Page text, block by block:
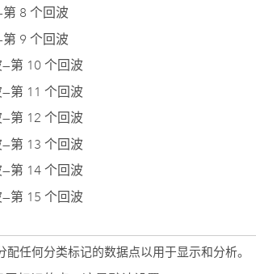
第 8 个回波
第 9 个回波
—第 10 个回波
—第 11 个回波
—第 12 个回波
—第 13 个回波
—第 14 个回波
—第 15 个回波
配任何分类标记的数据点以用于显示和分析。